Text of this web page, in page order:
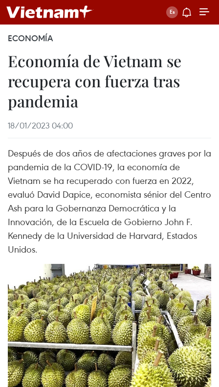
ECONOMÍA
Economía de Vietnam se
recupera con fuerza tras
pandemia
18/01/2023 04:00
Después de dos años de afectaciones graves por la
pandemia de la COVID-19, la economía de
Vietnam se ha recuperado con fuerza en 2022,
evaluó David Dapice, economista sénior del Centro
Ash para la Gobernanza Democrática y la
Innovación, de la Escuela de Gobierno John F.
Kennedy de la Universidad de Harvard, Estados
Unidos.